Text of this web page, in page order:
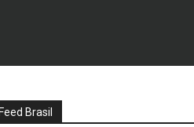
Brasil